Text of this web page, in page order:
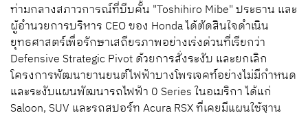
ท่ามกลางสภาวการณ์ที่บีบคั้น "Toshihiro Mibe" ประธาน และ
ผู้อำนวยการบริหาร CEO ของ Honda ได้ตัดสินใจดำเนิน
ยุทธศาสตร์เพื่อรักษาเสถียรภาพอย่างเร่งด่วนที่เรียกว่า
Defensive Strategic Pivot ด้วยการสั่งระงับ และยกเลิก
โครงการพัฒนายานยนต์ไฟฟ้าบางโพรเจคท์อย่างไม่มีกำหนด
และระงับแผนพัฒนารถไฟฟ้า 0 Series ในอเมริกา ได้แก่
Saloon, SUV และรถสปอร์ท Acura RSX ที่เคยมีแผนใช้ฐาน